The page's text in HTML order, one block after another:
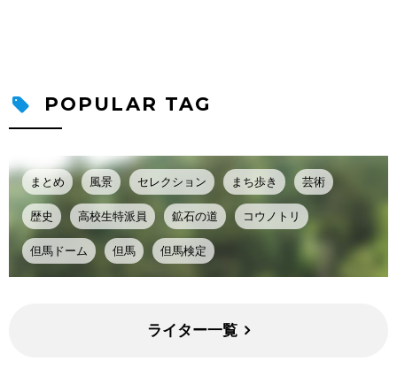
POPULAR TAG
まとめ 風景 セレクション まち歩き 芸術
歴史 高校生特派員 鉱石の道 コウノトリ
但馬ドーム 但馬 但馬検定
ライター一覧